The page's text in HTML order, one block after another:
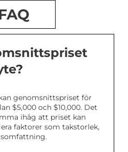
genomsnittspriset för
$5,000 och $10,000. Det
ihåg att priset kan
faktorer som takstorlek,